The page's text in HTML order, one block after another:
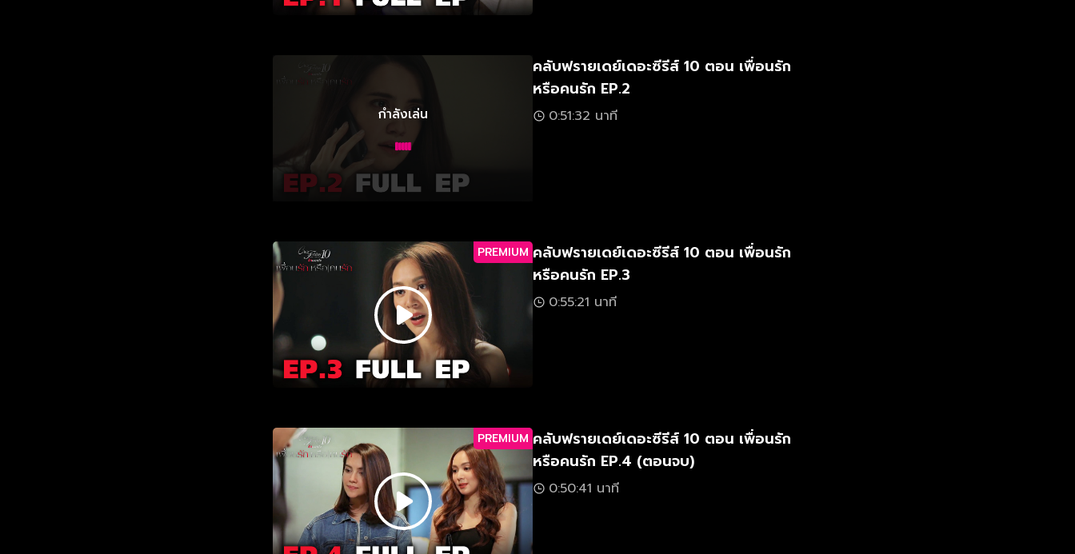
กำลังเล่น
คลับฟรายเดย์เดอะซีรีส์ 10 ตอน เพื่อนรัก
หรือคนรัก EP.2
0:51:32 นาที
PREMIUM คลับฟรายเดย์เดอะซีรีส์ 10 ตอน เพื่อนรัก
หรือคนรัก EP.3
0:55:21 นาที
PREMIUM คลับฟรายเดย์เดอะซีรีส์ 10 ตอน เพื่อนรัก
หรือคนรัก EP.4 (ตอนจบ)
0:50:41 นาที